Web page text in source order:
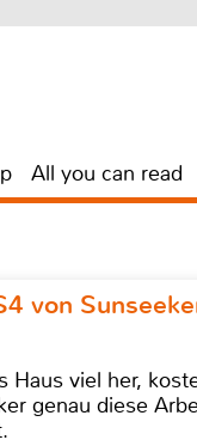
All you can read
von
viel her,
genau diese